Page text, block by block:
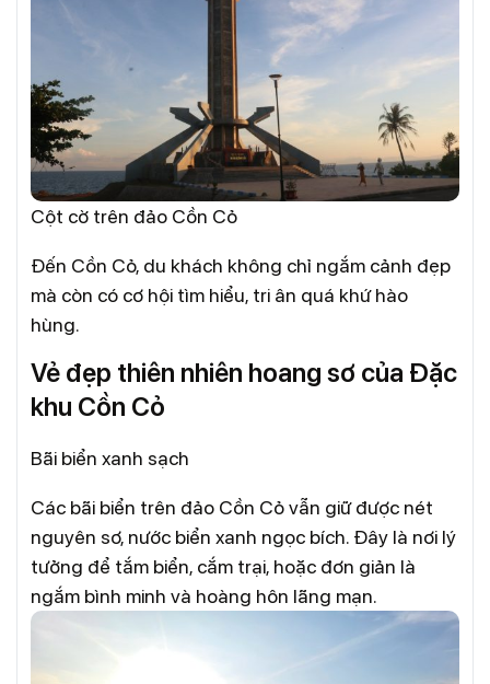
Cột cờ trên đảo Cồn Cỏ
Đến Cồn Cỏ, du khách không chỉ ngắm cảnh đẹp
mà còn có cơ hội tìm hiểu, tri ân quá khứ hào
hùng.
Vẻ đẹp thiên nhiên hoang sơ của Đặc
khu Cồn Cỏ
Bãi biển xanh sạch
Các bãi biển trên đảo Cồn Cỏ vẫn giữ được nét
nguyên sơ, nước biển xanh ngọc bích. Đây là nơi lý
tưởng để tắm biển, cắm trại, hoặc đơn giản là
ngắm bình minh và hoàng hôn lãng mạn.